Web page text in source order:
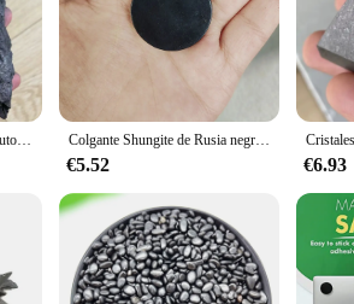
Shungite piedra Natural en bruto, cristales curativos, protección de mineral a granel, raíz de grava, Reiki espiritual, piedras de Chakra, limpiador de agua Colgante Shungite de Rusia negra, collar de Schungite de cristal Natural, patrón 3D, piedras de Reiki para limpieza, meditación, Yoga, Fengshui
€5.52 €6.93